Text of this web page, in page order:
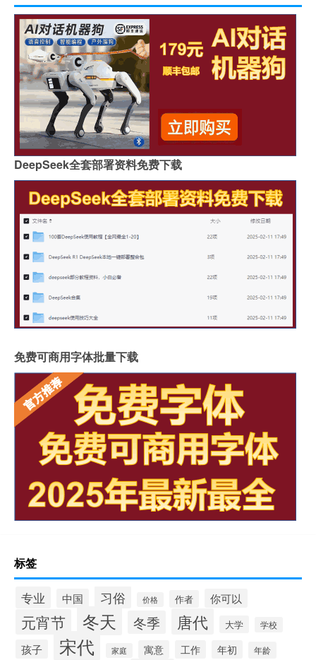
DeepSeek全套部署资料免费下载
免费可商用字体批量下载
标签
专业 中国 习俗 价格 作者 你可以
元宵节 冬天 冬季 唐代 大学 学校
孩子 宋代 家庭 寓意 工作 年初 年龄